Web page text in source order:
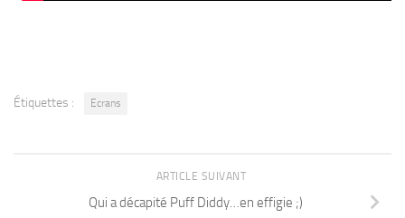
Étiquettes : Ecrans
ARTICLE SUIVANT
Qui a décapité Puff Diddy…en effigie ;)